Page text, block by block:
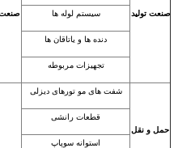
صنعت تولید سیستم لوله ها
دنده ها و یاتاقان ها
تجهیزات مربوطه
حمل و نقل
شفت های مو تورهای دیزلی
قطعات رانشی
استوانه سوپاپ